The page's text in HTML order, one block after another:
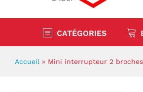
CATÉGORIES
Accueil » Mini interrupteur 2 broches